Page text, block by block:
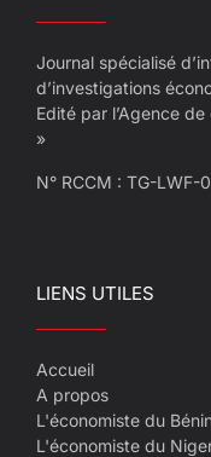
Journal spécialisé
d’investigations
Edité par l’Agence
»
N° RCCM : TG-
LIENS UTILES
Accueil
A propos
L'économiste du
L'économiste du